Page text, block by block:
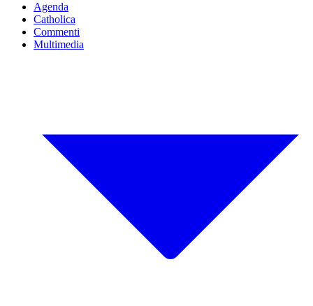
Agenda
Catholica
Commenti
Multimedia